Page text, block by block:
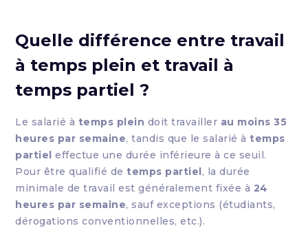
Quelle différence entre travail
à temps plein et travail à
temps partiel ?
Le salarié à temps plein doit travailler au moins 35
heures par semaine, tandis que le salarié à temps
partiel effectue une durée inférieure à ce seuil.
Pour être qualifié de temps partiel, la durée
minimale de travail est généralement fixée à 24
heures par semaine, sauf exceptions (étudiants,
dérogations conventionnelles, etc.).